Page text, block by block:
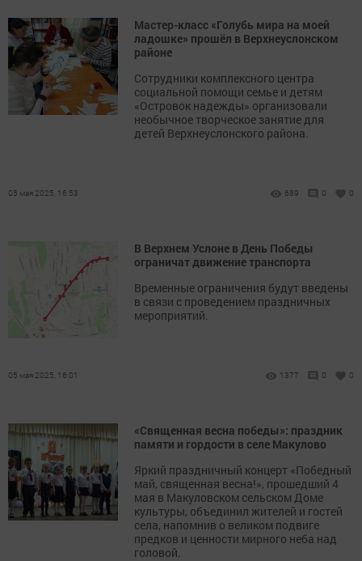
Мастер-класс «Голубь мира на моей
ладошке» прошёл в Верхнеуслонском
районе
Сотрудники комплексного центра
социальной помощи семье и детям
«Островок надежды» организовали
необычное творческое занятие для
детей Верхнеуслонского района.
05 мая 2025, 16:53 689 0 0
В Верхнем Услоне в День Победы
ограничат движение транспорта
Временные ограничения будут введены
в связи с проведением праздничных
мероприятий.
05 мая 2025, 16:01 1377 0 0
«Священная весна победы»: праздник
памяти и гордости в селе Макулово
Яркий праздничный концерт «Победный
май, священная весна!», прошедший 4
мая в Макуловском сельском Доме
культуры, объединил жителей и гостей
села, напомнив о великом подвиге
предков и ценности мирного неба над
головой.